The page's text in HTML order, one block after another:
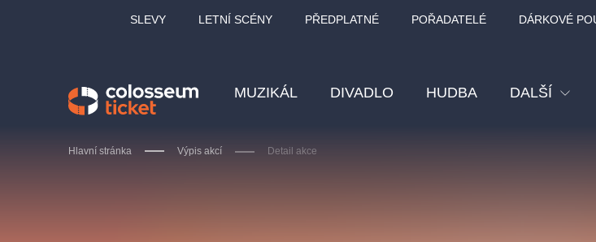
SLEVY LETNÍ SCÉNY PŘEDPLATNÉ POŘADATELÉ DÁRKOVÉ
MUZIKÁL DIVADLO HUDBA DALŠÍ
Hlavní stránka Výpis akcí Detail akce